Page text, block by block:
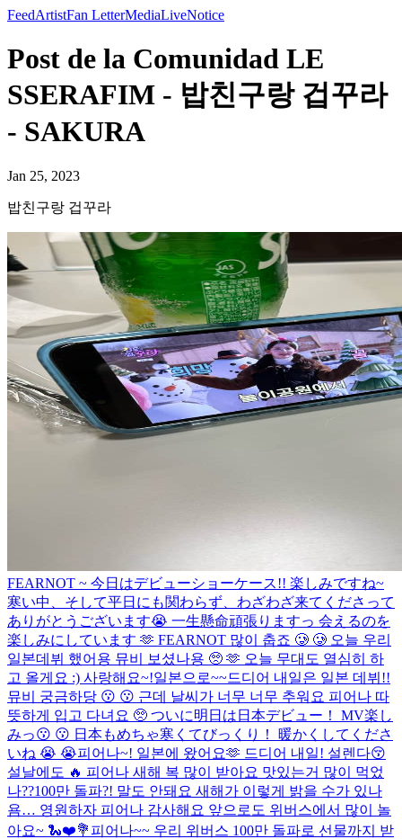
FeedArtistFan LetterMediaLiveNotice
Post de la Comunidad LE
SSERAFIM - 밥친구랑 겁꾸라
- SAKURA
Jan 25, 2023
밥친구랑 겁꾸라
FEARNOT ~ 今日はデビューショーケース!! 楽しみですね~
寒い中、そして平日にも関わらず、わざわざ来てくださって
ありがとうございます😭 一生懸命頑張りますっ 会えるのを
楽しみにしています 🫶 FEARNOT 많이 춥죠 🥲 🥲 오늘 우리
일본데뷔 했어용 뮤비 보셨나용 🥺 🫶 오늘 무대도 열심히 하
고 올게요 :) 사랑해요~!일본으로~~드디어 내일은 일본 데뷔!!
뮤비 궁금하당 😗 😗 근데 날씨가 너무 너무 추워요 피어나 따
뜻하게 입고 다녀요 🥺 ついに明日は日本デビュー！ MV楽し
みっ😗 😗 日本もめちゃ寒くてびっくり！ 暖かくしてくださ
いね 😭 😭피어나~! 일본에 왔어요🫶 드디어 내일! 설렌다😚
설날에도 🔥 피어나 새해 복 많이 받아요 맛있는거 많이 먹었
나??100만 돌파?! 말도 안돼요 새해가 이렇게 밝을 수가 있나
욤… 영원하자 피어나 감사해요 앞으로도 위버스에서 많이 놀
아요~ 🐍❤️💐 피어나~~ 우리 위버스 100만 돌파로 선물까지 받